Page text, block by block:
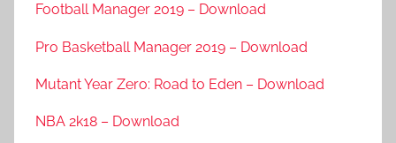
Football Manager 2019 – Download
Pro Basketball Manager 2019 – Download
Mutant Year Zero: Road to Eden – Download
NBA 2k18 – Download